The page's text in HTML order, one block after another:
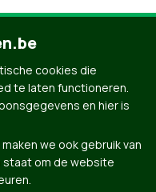
cookies die
te laten functioneren.
en hier is
we ook gebruik van
staat om de website